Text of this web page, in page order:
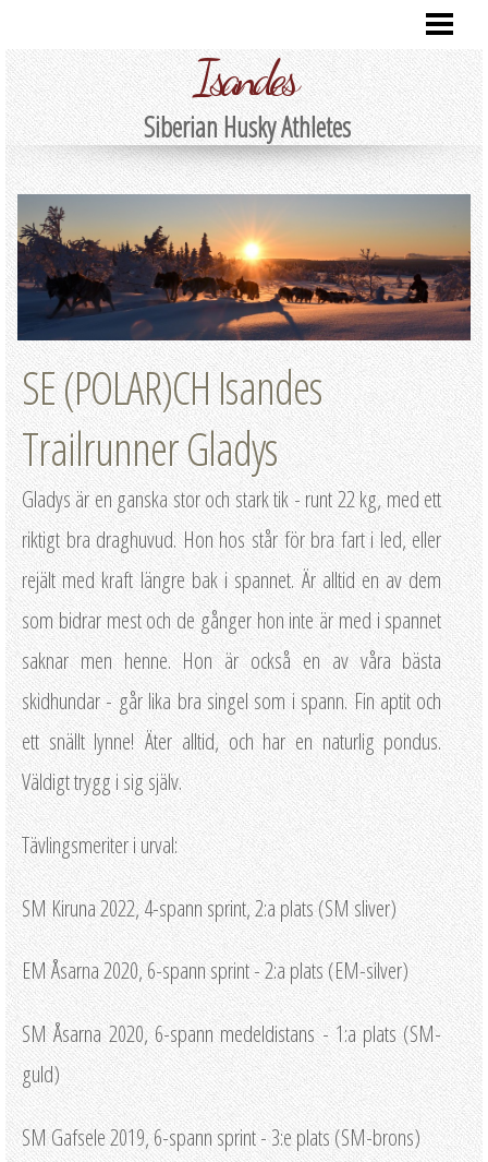
VÅRA VALPAR
NYHETSARKIV
MÅNADENS BILD
VÅRA HUNDAR
OM OSS
KONTAKTA
Isandes
Siberian Husky Athletes
SE (POLAR)CH Isandes
Trailrunner Gladys
Gladys är en ganska stor och stark tik - runt 22 kg, med ett
riktigt bra draghuvud. Hon hos står för bra fart i led, eller
rejält med kraft längre bak i spannet. Är alltid en av dem
som bidrar mest och de gånger hon inte är med i spannet
saknar men henne. Hon är också en av våra bästa
skidhundar - går lika bra singel som i spann. Fin aptit och
ett snällt lynne! Äter alltid, och har en naturlig pondus.
Väldigt trygg i sig själv.
Tävlingsmeriter i urval:
SM Kiruna 2022, 4-spann sprint, 2:a plats (SM sliver)
EM Åsarna 2020, 6-spann sprint - 2:a plats (EM-silver)
SM Åsarna 2020, 6-spann medeldistans - 1:a plats (SM-
guld)
SM Gafsele 2019, 6-spann sprint - 3:e plats (SM-brons)